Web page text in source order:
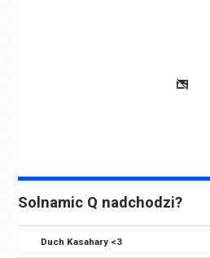
Solnamic Q nadchodzi?
Duch Kasahary <3